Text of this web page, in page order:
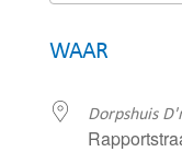
WAAR
Dorpshuis